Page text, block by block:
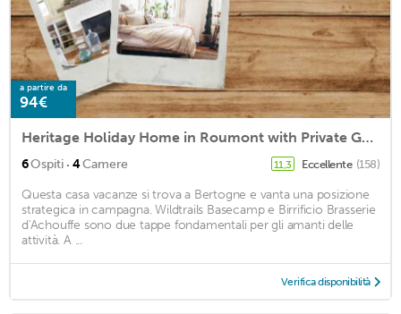
a partire da
94€
Heritage Holiday Home in Roumont with Private Garden
6Ospiti · 4Camere 11,3 Eccellente (158)
Questa casa vacanze si trova a Bertogne e vanta una posizione
strategica in campagna. Wildtrails Basecamp e Birrificio Brasserie
d'Achouffe sono due tappe fondamentali per gli amanti delle
attività. A ...
Verifica disponibilità